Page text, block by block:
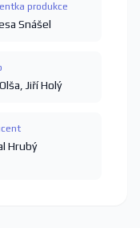
produkce
Snášel
Jiří Holý
Hrubý